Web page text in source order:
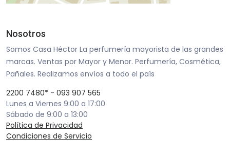
Nosotros
Somos Casa Héctor La perfumería mayorista de las grandes
marcas. Ventas por Mayor y Menor. Perfumería, Cosmética,
Pañales. Realizamos envíos a todo el país
2200 7480* - 093 907 565
Lunes a Viernes 9:00 a 17:00
Sábado de 9:00 a 13:00
Política de Privacidad
Condiciones de Servicio